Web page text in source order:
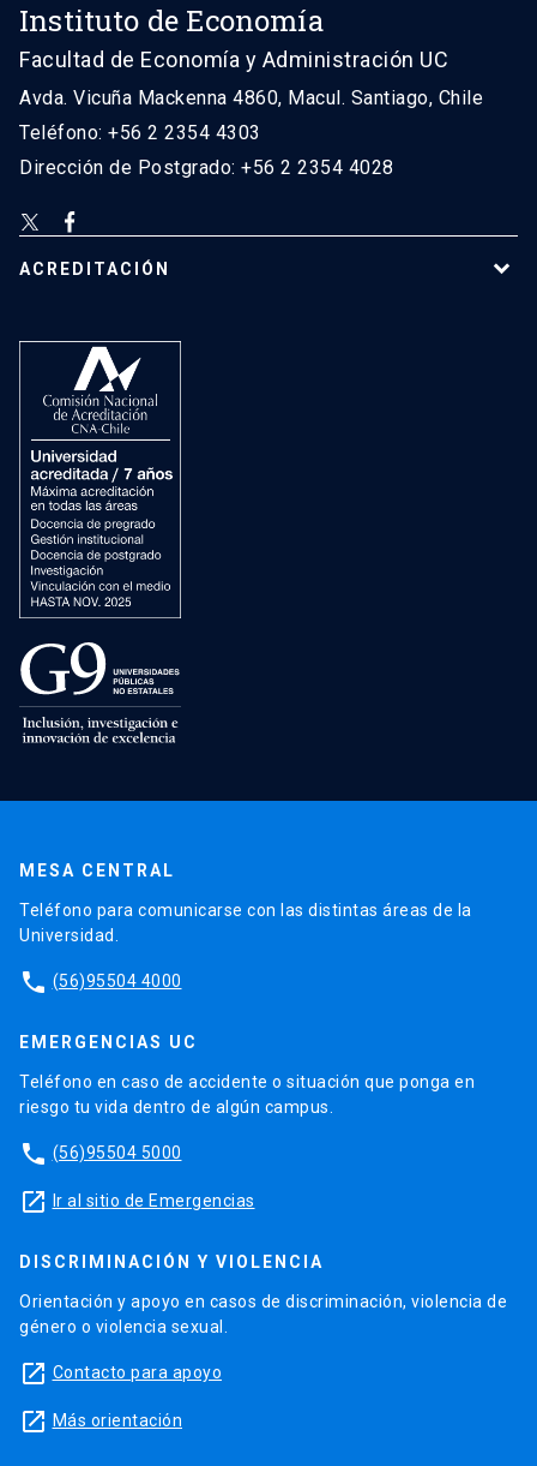
Instituto de Economía
Facultad de Economía y Administración UC
Avda. Vicuña Mackenna 4860, Macul. Santiago, Chile
Teléfono: +56 2 2354 4303
Dirección de Postgrado: +56 2 2354 4028
ACREDITACIÓN
MESA CENTRAL
Teléfono para comunicarse con las distintas áreas de la
Universidad.
phone (56)95504 4000
EMERGENCIAS UC
Teléfono en caso de accidente o situación que ponga en
riesgo tu vida dentro de algún campus.
phone (56)95504 5000
launch Ir al sitio de Emergencias
DISCRIMINACIÓN Y VIOLENCIA
Orientación y apoyo en casos de discriminación, violencia de
género o violencia sexual.
launch Contacto para apoyo
launch Más orientación